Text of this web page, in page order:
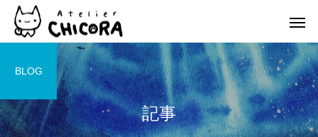
記事
BLOG